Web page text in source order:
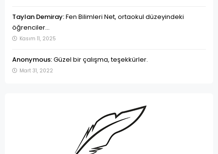
Taylan Demiray:Fen Bilimleri Net, ortaokul düzeyindeki
öğrenciler...
Kasım 11, 2025
Anonymous:Güzel bir çalışma, teşekkürler.
Mart 31, 2022